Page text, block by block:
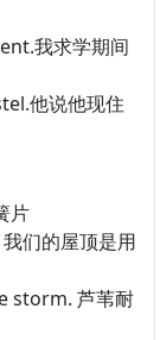
我求学期间
他说他现住
片
们的屋顶是用
storm. 芦苇耐